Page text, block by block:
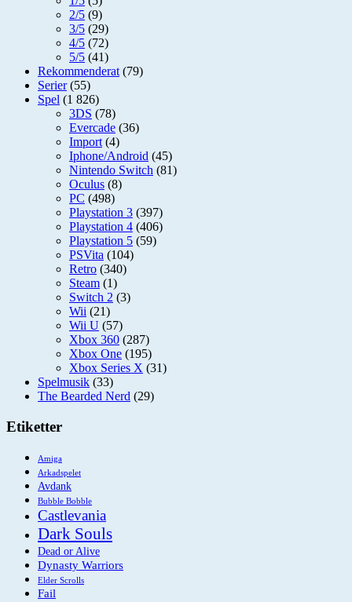
2/5 (9)
3/5 (29)
4/5 (72)
5/5 (41)
Rekommenderat (79)
Serier(55)
Spel (1 826)
3DS (78)
Evercade (36)
Import (4)
Iphone/Android (45)
Nintendo Switch (81)
Oculus (8)
PC (498)
Playstation 3 (397)
Playstation 4 (406)
Playstation 5 (59)
PSVita (104)
Retro (340)
Steam (1)
Switch 2 (3)
Wii (21)
Wii U (57)
Xbox 360 (287)
Xbox One (195)
Xbox Series X (31)
Spelmusik (33)
The Bearded Nerd (29)
Etiketter
Amiga
Arkadspelet
Avdank
Bubble Bobble
Castlevania
Dark Souls
Dead or Alive
Dynasty Warriors
Elder Scrolls
Fail